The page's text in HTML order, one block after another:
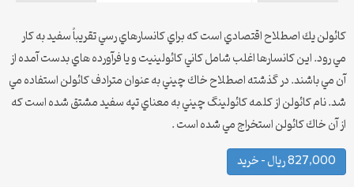
كائولن يك اصطلاح اقتصادي است كه براي كانسارهاي رسي تقريباً سفيد به كار
مي رود. اين كانسارها اغلب شامل كاني كائولينيت و يا فرآورده هاي بدست آمده از
آن مي باشند. در گذشته اصطلاح خاك چيني به عنوان مترادف كائولن استفاده مي
شد. نام كائولن از كلمه كائولينگ چيني به معناي تپه سفيد مشتق شده است که
از آن خاك كائولن استخراج مي شده است .
827,000 ریال – خرید